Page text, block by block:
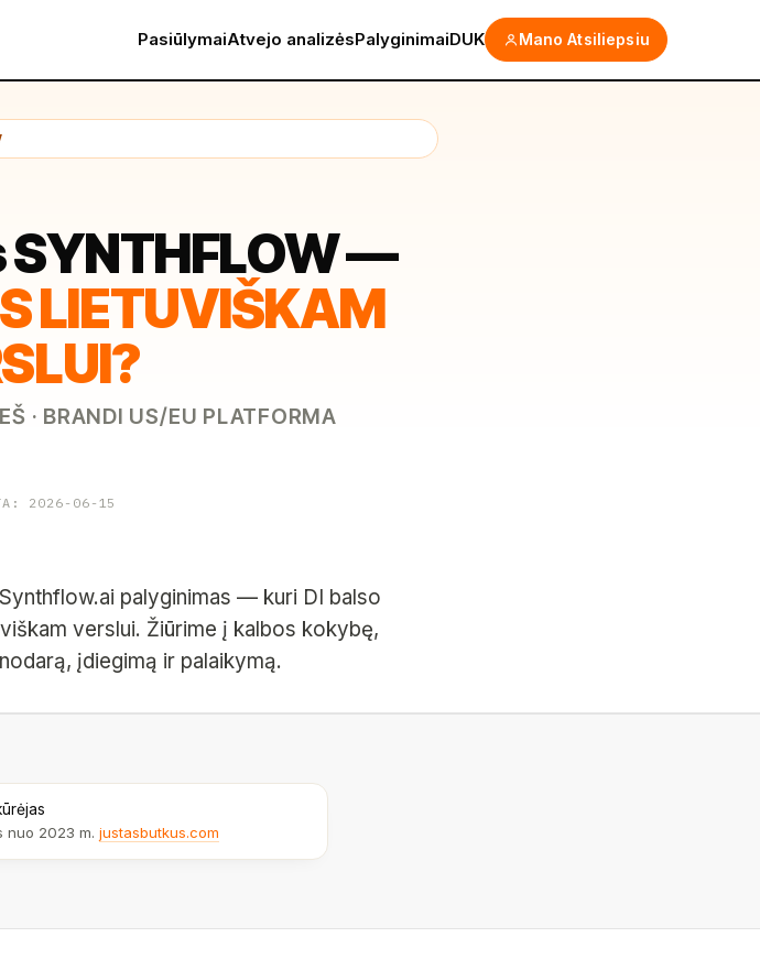
PasiūlymaiAtvejo analizėsPalyginimaiDUK Mano Atsiliepsiu
SYNTHFLOW —
LIETUVIŠKAM
· BRANDI US/EU PLATFORMA
2026-06-15
palyginimas — kuri DI balso
verslui. Žiūrime į kalbos kokybę,
įdiegimą ir palaikymą.
nuo 2023 m. justasbutkus.com